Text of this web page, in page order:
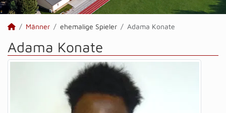
Männer ehemalige Spieler Adama Konate
Adama Konate